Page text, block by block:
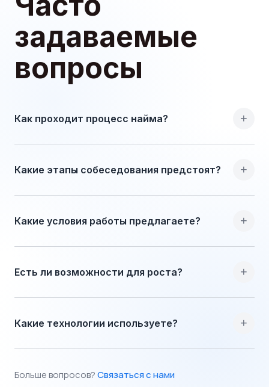
задаваемые
вопросы
Как проходит процесс найма? +
Какие этапы собеседования предстоят? +
Какие условия работы предлагаете? +
Есть ли возможности для роста? +
Какие технологии используете? +
Больше вопросов?Связаться с нами